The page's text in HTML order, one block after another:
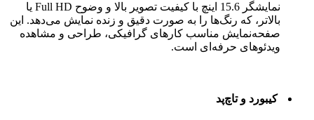
نمایشگر 15.6 اینچ با کیفیت تصویر بالا و وضوح Full HD یا
بالاتر، که رنگ‌ها را به صورت دقیق و زنده نمایش می‌دهد. این
صفحه‌نمایش مناسب کارهای گرافیکی، طراحی و مشاهده
ویدئوهای حرفه‌ای است.
کیبورد و تاچ‌پد